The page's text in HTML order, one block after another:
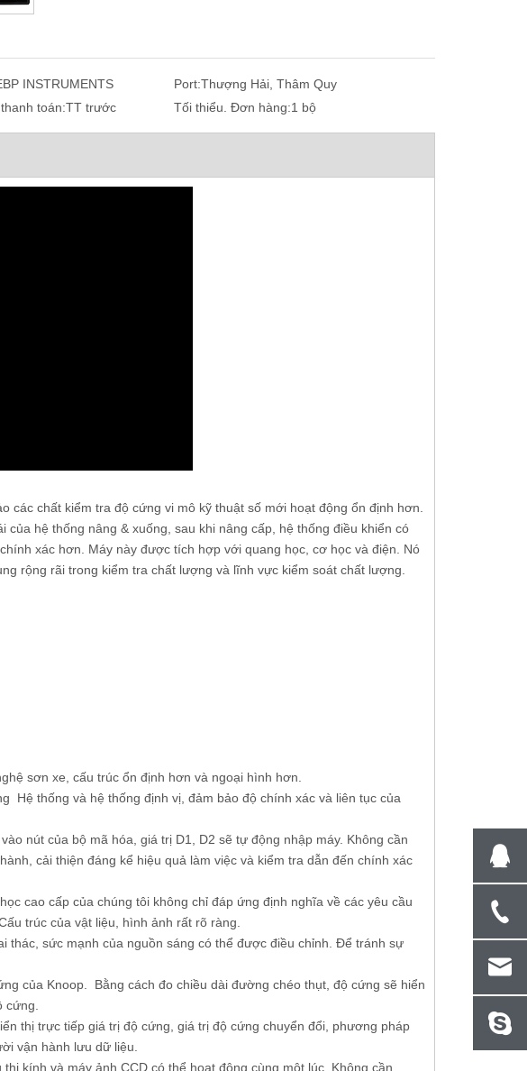
INSTRUMENTS Port:Thượng Hải, Thâm Quy
toán:TT trước Tối thiểu. Đơn hàng:1 bộ
các chất kiểm tra độ cứng vi mô kỹ thuật số mới hoạt động ổn định hơn.
hệ thống nâng & xuống, sau khi nâng cấp, hệ thống điều khiển có
xác hơn. Máy này được tích hợp với quang học, cơ học và điện. Nó
rộng rãi trong kiểm tra chất lượng và lĩnh vực kiểm soát chất lượng.
sơn xe, cấu trúc ổn định hơn và ngoại hình hơn.
Hệ thống và hệ thống định vị, đảm bảo độ chính xác và liên tục của
nút của bộ mã hóa, giá trị D1, D2 sẽ tự động nhập máy. Không cần
cải thiện đáng kể hiệu quả làm việc và kiểm tra dẫn đến chính xác
cao cấp của chúng tôi không chỉ đáp ứng định nghĩa về các yêu cầu
trúc của vật liệu, hình ảnh rất rõ ràng.
sức mạnh của nguồn sáng có thể được điều chỉnh. Để tránh sự
của Knoop. Bằng cách đo chiều dài đường chéo thụt, độ cứng sẽ hiển
cứng.
thị trực tiếp giá trị độ cứng, giá trị độ cứng chuyển đổi, phương pháp
vận hành lưu dữ liệu.
kính và máy ảnh CCD có thể hoạt động cùng một lúc. Không cần